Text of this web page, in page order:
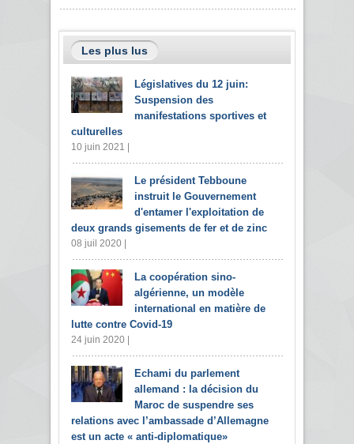
Les plus lus
Législatives du 12 juin:
Suspension des
manifestations sportives et
culturelles
10 juin 2021 |
Le président Tebboune
instruit le Gouvernement
d'entamer l'exploitation de
deux grands gisements de fer et de zinc
08 juil 2020 |
La coopération sino-
algérienne, un modèle
international en matière de
lutte contre Covid-19
24 juin 2020 |
Echami du parlement
allemand : la décision du
Maroc de suspendre ses
relations avec l’ambassade d’Allemagne
est un acte « anti-diplomatique»